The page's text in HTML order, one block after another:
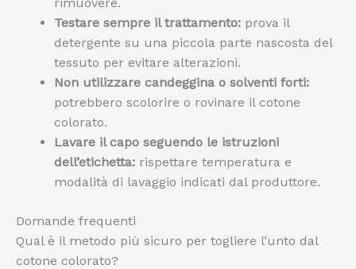
Testare sempre il trattamento: prova il
detergente su una piccola parte nascosta del
tessuto per evitare alterazioni.
Non utilizzare candeggina o solventi forti:
potrebbero scolorire o rovinare il cotone
colorato.
Lavare il capo seguendo le istruzioni
dell’etichetta: rispettare temperatura e
modalità di lavaggio indicati dal produttore.
Domande frequenti
Qual è il metodo più sicuro per togliere l’unto dal
cotone colorato?